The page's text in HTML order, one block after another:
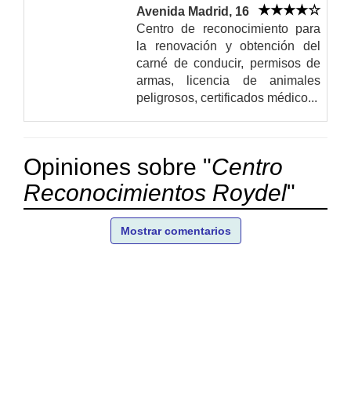
Avenida Madrid, 16
Centro de reconocimiento para
la renovación y obtención del
carné de conducir, permisos de
armas, licencia de animales
peligrosos, certificados médico...
Opiniones sobre "Centro
Reconocimientos Roydel"
Mostrar comentarios